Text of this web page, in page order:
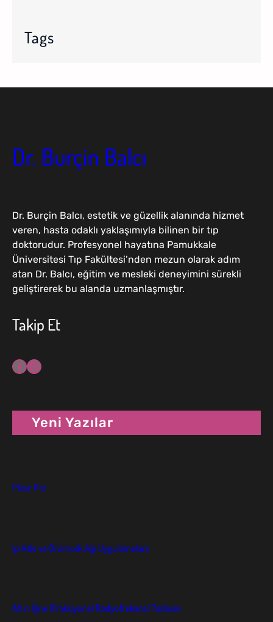
Tags
Dr. Burçin Balcı
Dr. Burçin Balcı, estetik ve güzellik alanında hizmet
veren, hasta odaklı yaklaşımıyla bilinen bir tıp
doktorudur. Profesyonel hayatına Pamukkale
Üniversitesi Tıp Fakültesi’nden mezun olarak adım
atan Dr. Balcı, eğitim ve mesleki deneyimini sürekli
geliştirerek bu alanda uzmanlaşmıştır.
Takip Et
Facebook Instagram
Yeni Yazılar
Plexr Pro
İp Askı ve Örümcek Ağı Uygulamaları:
Altın İğne (Fraksiyonel Radyofrekans) Tedavisi